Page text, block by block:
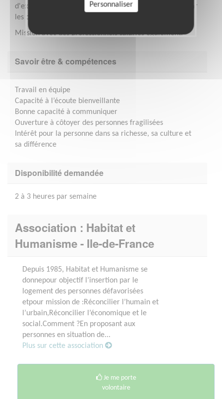
d'expérience ainsi que d'informations régulièrement par
les outils informatiques et les réunions mensuelles.
Mission avec des professionnels salariés également.
Savoir être & compétences
Travail en équipe
Capacité à l’écoute bienveillante
Bonne capacité à communiquer
Ouverture à côtoyer des personnes fragilisées
Intérêt pour la personne dans sa richesse, sa culture et
sa différence
Disponibilité demandée
2 à 3 heures par semaine
Association : Habitat et
Humanisme - Ile-de-France
Depuis 1985, Habitat et Humanisme se
donnepour objectif l’insertion par le
logement des personnes défavorisées
etpour mission de :Réconcilier l’humain et
l’urbain,Réconcilier l’économique et le
social.Comment ?En proposant aux
personnes en situation de...
Plus sur cette association
Je me porte
volontaire
Personnaliser